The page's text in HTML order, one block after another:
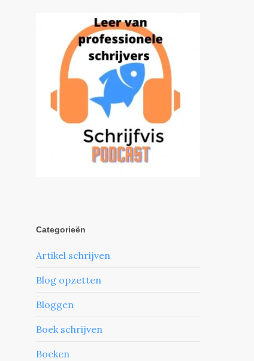
Categorieën
Artikel schrijven
Blog opzetten
Bloggen
Boek schrijven
Boeken